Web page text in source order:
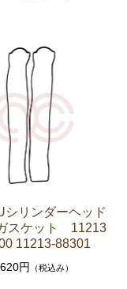
グニッションコ
ップ 他）
シリンダーヘッド
スケット 11213
11213-88301
円 （税込み）